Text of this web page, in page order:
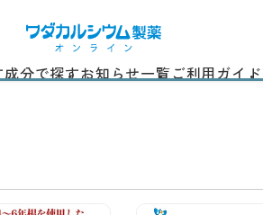
成分で探すお知らせ一覧 ご利用ガイド